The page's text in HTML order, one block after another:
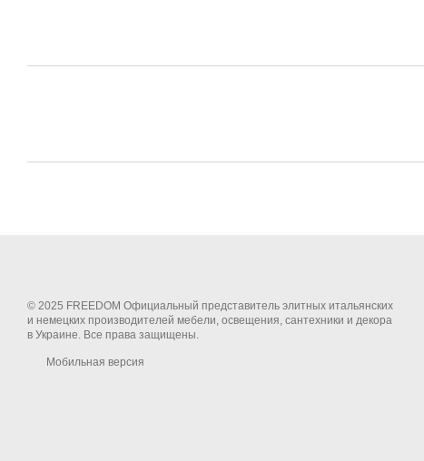
© 2025 FREEDOM Официальный представитель элитных итальянских
и немецких производителей мебели, освещения, сантехники и декора
в Украине. Все права защищены.
Мобильная версия